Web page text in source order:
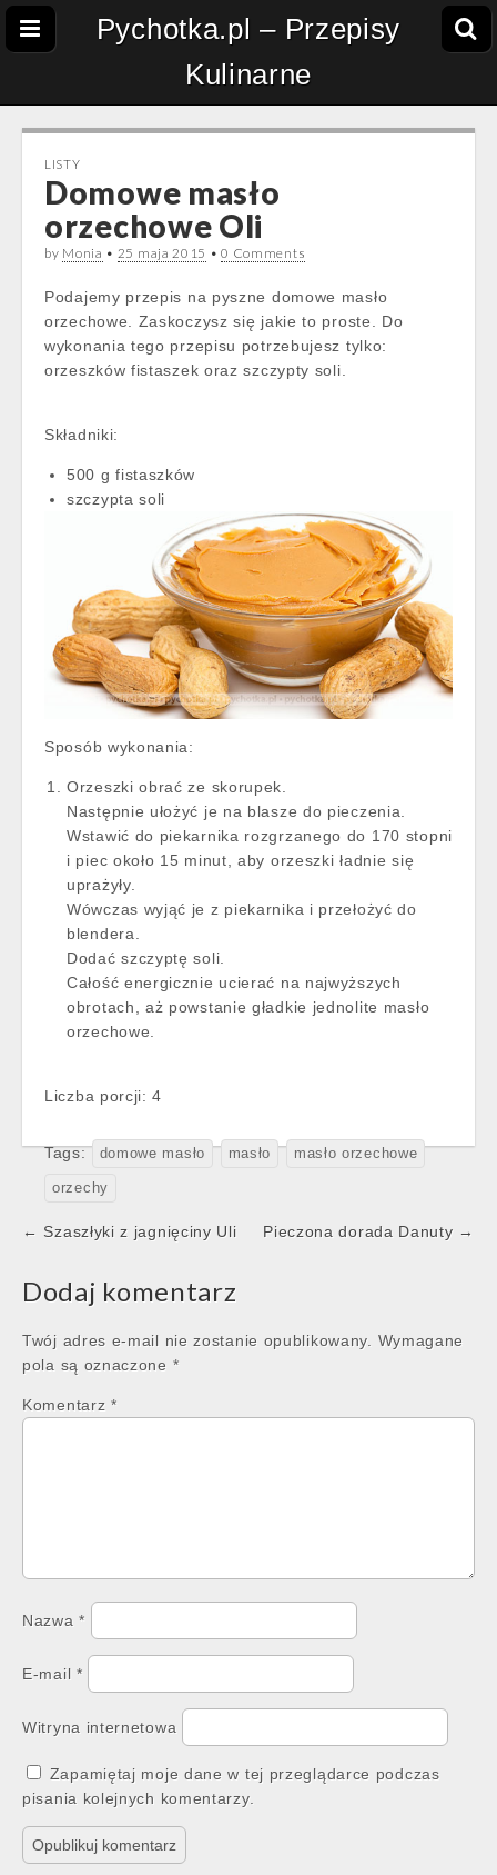
Pychotka.pl – Przepisy
Kulinarne
LISTY
Domowe masło
orzechowe Oli
by Monia • 25 maja 2015 •0 Comments
Podajemy przepis na pyszne domowe masło
orzechowe. Zaskoczysz się jakie to proste. Do
wykonania tego przepisu potrzebujesz tylko:
orzeszków fistaszek oraz szczypty soli.
Składniki:
500 g fistaszków
szczypta soli
Sposób wykonania:
Orzeszki obrać ze skorupek.
Następnie ułożyć je na blasze do pieczenia.
Wstawić do piekarnika rozgrzanego do 170 stopni
i piec około 15 minut, aby orzeszki ładnie się
uprażyły.
Wówczas wyjąć je z piekarnika i przełożyć do
blendera.
Dodać szczyptę soli.
Całość energicznie ucierać na najwyższych
obrotach, aż powstanie gładkie jednolite masło
orzechowe.
Liczba porcji: 4
Tags: domowe masło masło masło orzechowe
orzechy
Post
← Szaszłyki z jagnięciny Uli Pieczona dorada Danuty →
Dodaj komentarz
Twój adres e-mail nie zostanie opublikowany.
Wymagane
pola są oznaczone *
Komentarz *
Nazwa*
E-mail *
Witryna internetowa
Zapamiętaj moje dane w tej przeglądarce podczas
pisania kolejnych komentarzy.